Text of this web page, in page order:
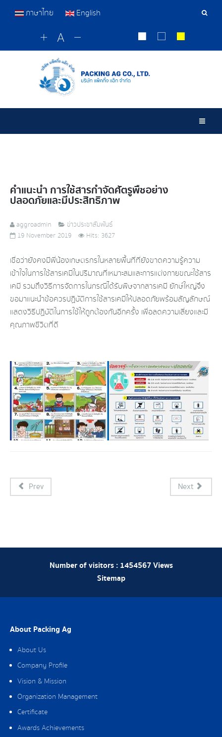
ภาษาไทย English
คำแนะนำ การใช้สารกำจัดศัตรูพืชอย่าง
ปลอดภัยและมีประสิทธิภาพ
aggroadmin
ข่าวประชาสัมพันธ์
19 November 2019
Hits: 3627
เชื่อว่ายังคงมีพี่น้องเกษตรกรในหลายพื้นที่ที่ยังขาดความรู้ความ
เข้าใจในการใช้สารเคมีในปริมาณที่เหมาะสมและการแต่งกายขณะใช้สาร
เคมี รวมถึงวิธีการจัดการในกรณีได้รับพิษจากสารเคมี ยักษ์ใหญ่จึง
ขอมาแนะนำข้อควรปฏิบัติการใช้สารเคมีให้ปลอดภัยพร้อมสัญลักษณ์
แสดงวิธีปฏิบัติในการใช้ให้ถูกต้องกันอีกครั้ง เพื่อลดความเสี่ยงและมี
คุณภาพชีวิตที่ดี
Prev Next
Number of visitors : 1454567Views
Sitemap
About Packing Ag
About Us
Company Profile
Vision & Mission
Organization Management
Certificate
Awards Achievements